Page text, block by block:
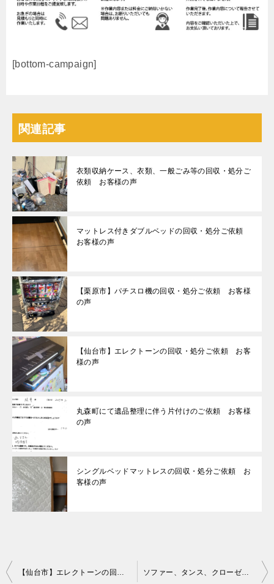
[bottom-campaign]
関連記事
衣類収納ケース、衣類、一般ごみ等の回収・処分ご
依頼 お客様の声
マットレス付きダブルベッドの回収・処分ご依頼
お客様の声
【栗原市】パチスロ機の回収・処分ご依頼 お客様
の声
【仙台市】エレクトーンの回収・処分ご依頼 お客
様の声
丸森町にて遺品整理に伴う片付けのご依頼 お客様
の声
シングルベッドマットレスの回収・処分ご依頼 お
客様の声
投
【仙台市】エレクトーンの回収・処分ご依頼 お客様の声 ソファー、タンス、クローゼット、食器棚、一般ごみ等の回収・処分